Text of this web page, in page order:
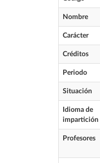
Nombre
Carácter
Créditos
Periodo
Situación
Idioma de
impartición
Profesores